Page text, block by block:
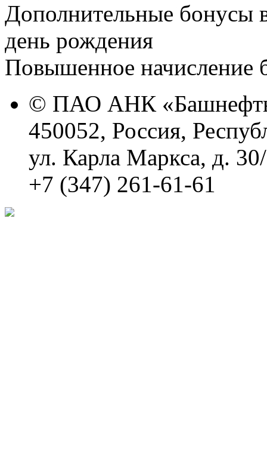
Дополнительные бонусы
день рождения
Повышенное начисление
© ПАО АНК
450052, Россия,
ул. Карла Маркса, д.
+7 (347) 261-61-61